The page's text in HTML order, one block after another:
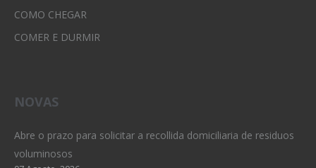
COMO CHEGAR
COMER E DURMIR
NOVAS
Abre o prazo para solicitar a recollida domiciliaria de residuos
voluminosos